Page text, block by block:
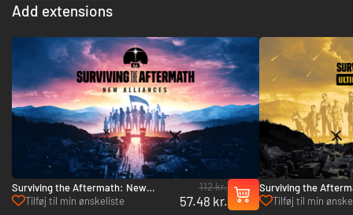
Add extensions
Surviving the Aftermath: New
Alliances - PC (Steam)
Tilføj til min ønskeliste
112 kr.
57.48 kr.
Surviving the
Colony Upgrade -
Tilføj til min